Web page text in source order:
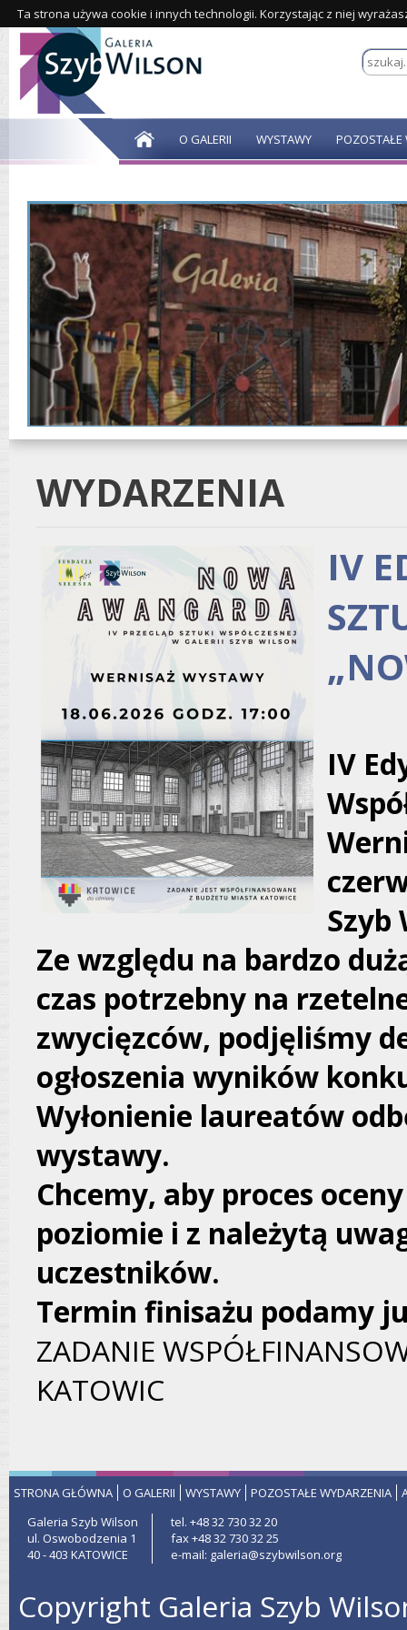
Ta strona używa cookie i innych technologii. Korzystając z niej
O GALERII WYSTAWY POZOSTAŁE
WYDARZENIA
IV
IV
Szyb
Ze względu na bardzo
czas potrzebny na
zwycięzców, podjęliśmy
ogłoszenia wyników
Wyłonienie laureatów
wystawy.
Chcemy, aby proces
poziomie i z należytą
uczestników.
Termin finisażu podamy
ZADANIE
KATOWIC
STRONA GŁÓWNA O GALERII WYSTAWY POZOSTAŁE WYDARZENIA
Galeria Szyb Wilson
ul. Oswobodzenia 1
40 - 403 KATOWICE
tel. +48 32 730 32 20
fax +48 32 730 32 25
e-mail: galeria@szybwilson.org
Copyright Galeria Szyb